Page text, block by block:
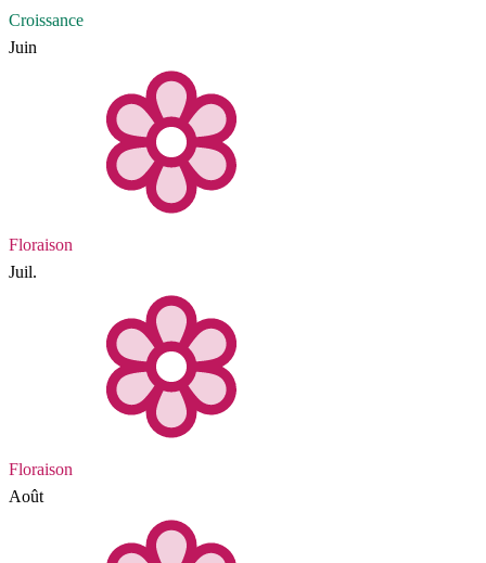
Croissance
Juin
Floraison
Juil.
Floraison
Août